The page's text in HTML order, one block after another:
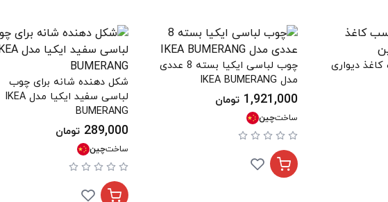
دیواری
چوب لباسی ایکیا بسته 8 عددی
مدل IKEA BUMERANG
1,921,000 تومان
ساختچین
شکل دهنده شانه برای چوب
لباسی سفید ایکیا مدل IKEA
BUMERANG
289,000 تومان
ساختچین